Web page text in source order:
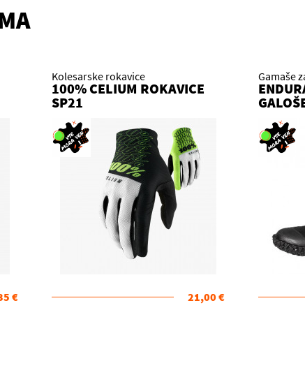
€
Kolesarske rokavice
100% CELIUM ROKAVICE
SP21
21,00 €
Gamaše